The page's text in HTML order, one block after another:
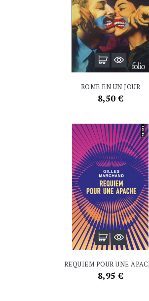
ROME EN UN JOUR
Prix
8,50 €
REQUIEM POUR UNE
Prix
8,95 €